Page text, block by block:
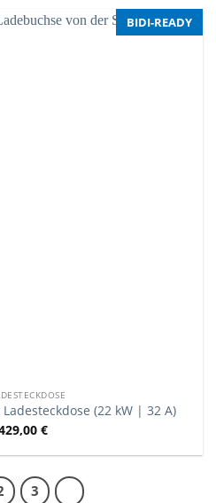
BIDI-READY
(22 kW | 32 A)
€
3